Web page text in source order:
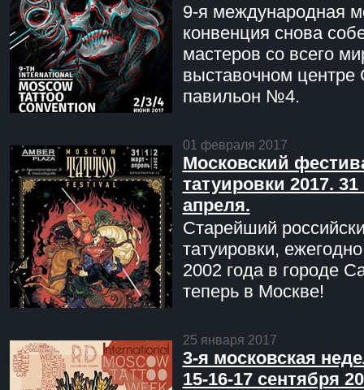
9-я международная
конвенция снова
мастеров со всего
выставочном центре
павильон №4.
01 февраля 2017
Московский
татуировки 2017. 31
апреля.
Старейший
татуировки,
2002 года в городе
теперь в Москве!
25 января 2017
3-я московская
15-16-17 сентября